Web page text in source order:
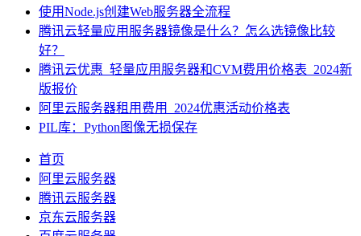
使用Node.js创建Web服务器全流程
腾讯云轻量应用服务器镜像是什么？怎么选镜像比较
好？
腾讯云优惠_轻量应用服务器和CVM费用价格表_2024新
版报价
阿里云服务器租用费用_2024优惠活动价格表
PIL库：Python图像无损保存
首页
阿里云服务器
腾讯云服务器
京东云服务器